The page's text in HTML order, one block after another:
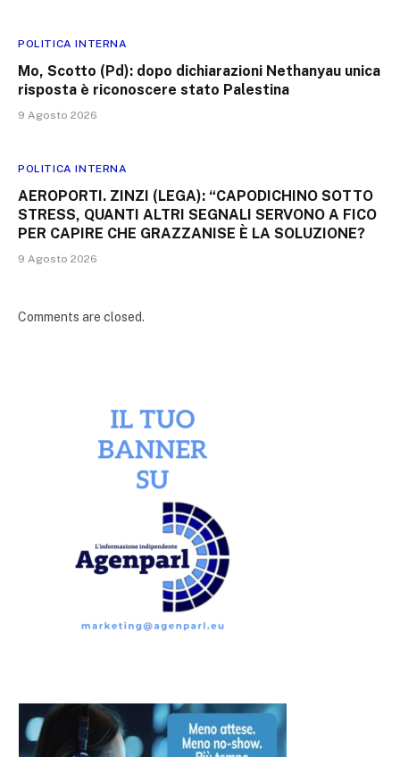
POLITICA INTERNA
Mo, Scotto (Pd): dopo dichiarazioni Nethanyau unica
risposta è riconoscere stato Palestina
9 Agosto 2026
POLITICA INTERNA
AEROPORTI. ZINZI (LEGA): “CAPODICHINO SOTTO
STRESS, QUANTI ALTRI SEGNALI SERVONO A FICO
PER CAPIRE CHE GRAZZANISE È LA SOLUZIONE?
9 Agosto 2026
Comments are closed.